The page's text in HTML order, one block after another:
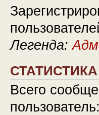
Легенда:
СТАТИСТИКА
Всего
пользователь: